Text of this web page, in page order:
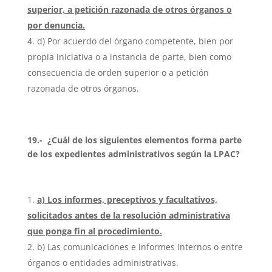
superior, a petición razonada de otros órganos o
por denuncia.
d) Por acuerdo del órgano competente, bien por
propia iniciativa o a instancia de parte, bien como
consecuencia de orden superior o a petición
razonada de otros órganos.
19.- ¿Cuál de los siguientes elementos forma parte
de los expedientes administrativos según la LPAC?
a) Los informes, preceptivos y facultativos,
solicitados antes de la resolución administrativa
que ponga fin al procedimiento.
b) Las comunicaciones e informes internos o entre
órganos o entidades administrativas.